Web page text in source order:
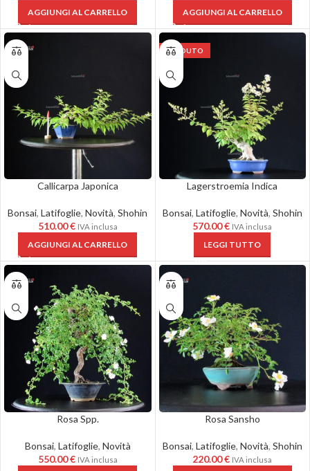
AGGIUNGI AL CARRELLO AGGIUNGI AL CARRELLO
Callicarpa Japonica
Bonsai,Latifoglie,Novità,Shohin
510.00€ IVA inclusa
AGGIUNGI AL CARRELLO
VENDUTO
Lagerstroemia Indica
Bonsai, Latifoglie, Novità, Shohin
570.00€ IVA inclusa
LEGGI TUTTO
Rosa Spp.
Bonsai, Latifoglie, Novità
550.00€ IVA inclusa
Rosa Sansho
Bonsai, Latifoglie, Novità, Shohin
220.00€ IVA inclusa